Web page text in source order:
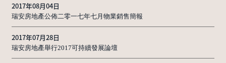
2017年08月04日
瑞安房地產公佈二零一七年七月物業銷售簡報
2017年07月28日
瑞安房地產舉行2017可持續發展論壇